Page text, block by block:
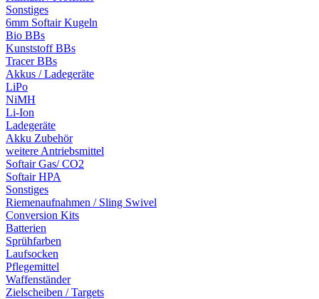
Sonstiges
6mm Softair Kugeln
Bio BBs
Kunststoff BBs
Tracer BBs
Akkus / Ladegeräte
LiPo
NiMH
Li-Ion
Ladegeräte
Akku Zubehör
weitere Antriebsmittel
Softair Gas/ CO2
Softair HPA
Sonstiges
Riemenaufnahmen / Sling Swivel
Conversion Kits
Batterien
Sprühfarben
Laufsocken
Pflegemittel
Waffenständer
Zielscheiben / Targets